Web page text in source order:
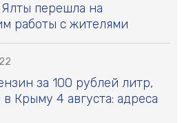
перешла на
работы с жителями
за 100 рублей литр,
Крыму 4 августа: адреса